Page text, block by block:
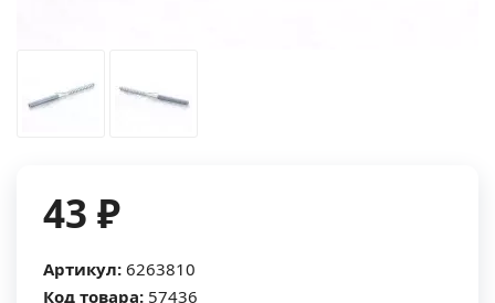
43 ₽
Артикул: 6263810
Код товара: 57436